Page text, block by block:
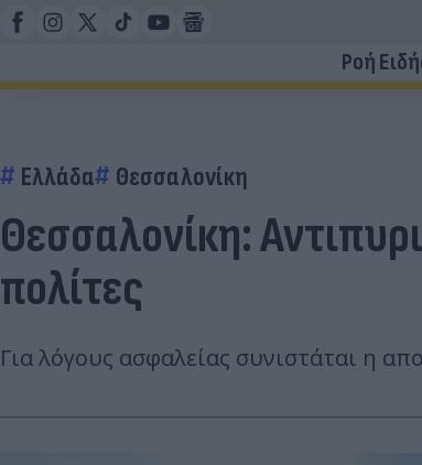
Ροή
Ελλάδα Θεσσαλονίκη
Θεσσαλονίκη:
πολίτες
Για λόγους ασφαλείας συνιστάται η